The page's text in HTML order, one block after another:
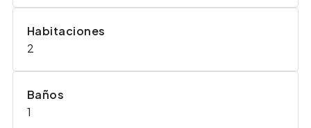
Habitaciones
2
Baños
1